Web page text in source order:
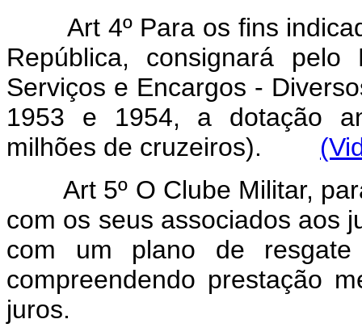
Art 4º Para os fins
República, consignará
Serviços e Encargos -
1953 e 1954, a dotação
milhões de cruzeiros).
Art 5º O Clube Militar,
com os seus associados aos
com um plano de
compreendendo prestação
juros.